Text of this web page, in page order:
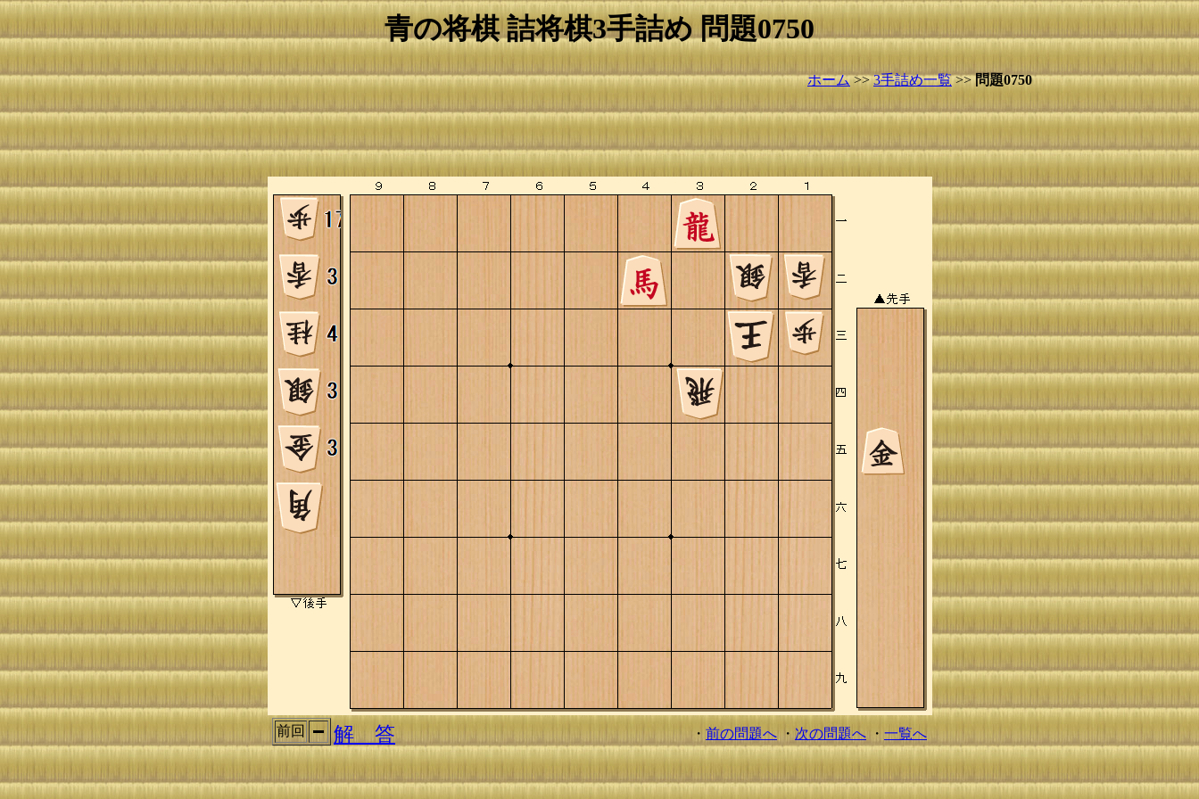
青の将棋 詰将棋3手詰め 問題0750
ホーム>>3手詰め一覧>>問題0750
前回 解 答 ・ 前の問題へ・次の問題へ ・ 一覧へ